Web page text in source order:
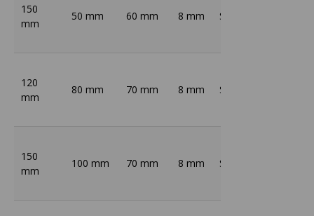
150
mm
50 mm 60 mm 8 mm S235
120
mm
80 mm 70 mm 8 mm S235
150
mm
100 mm 70 mm 8 mm S235